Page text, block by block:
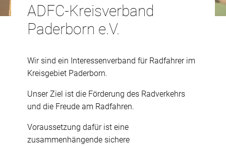
ADFC-Kreisverband
Paderborn e.V.
Wir sind ein Interessenverband für Radfahrer im
Kreisgebiet Paderborn.
Unser Ziel ist die Förderung des Radverkehrs
und die Freude am Radfahren.
Voraussetzung dafür ist eine
zusammenhängende sichere